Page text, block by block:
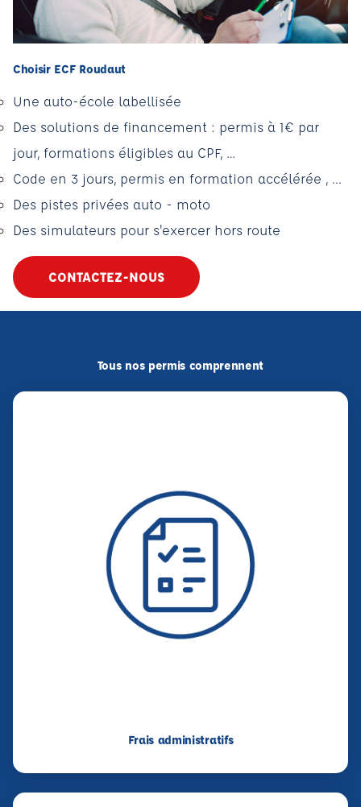
Choisir ECF Roudaut
Une auto-école labellisée
Des solutions de financement : permis à 1€ par
jour, formations éligibles au CPF, …
Code en 3 jours, permis en formation accélérée , ...
Des pistes privées auto - moto
Des simulateurs pour s'exercer hors route
CONTACTEZ-NOUS
Tous nos permis comprennent
Frais administratifs